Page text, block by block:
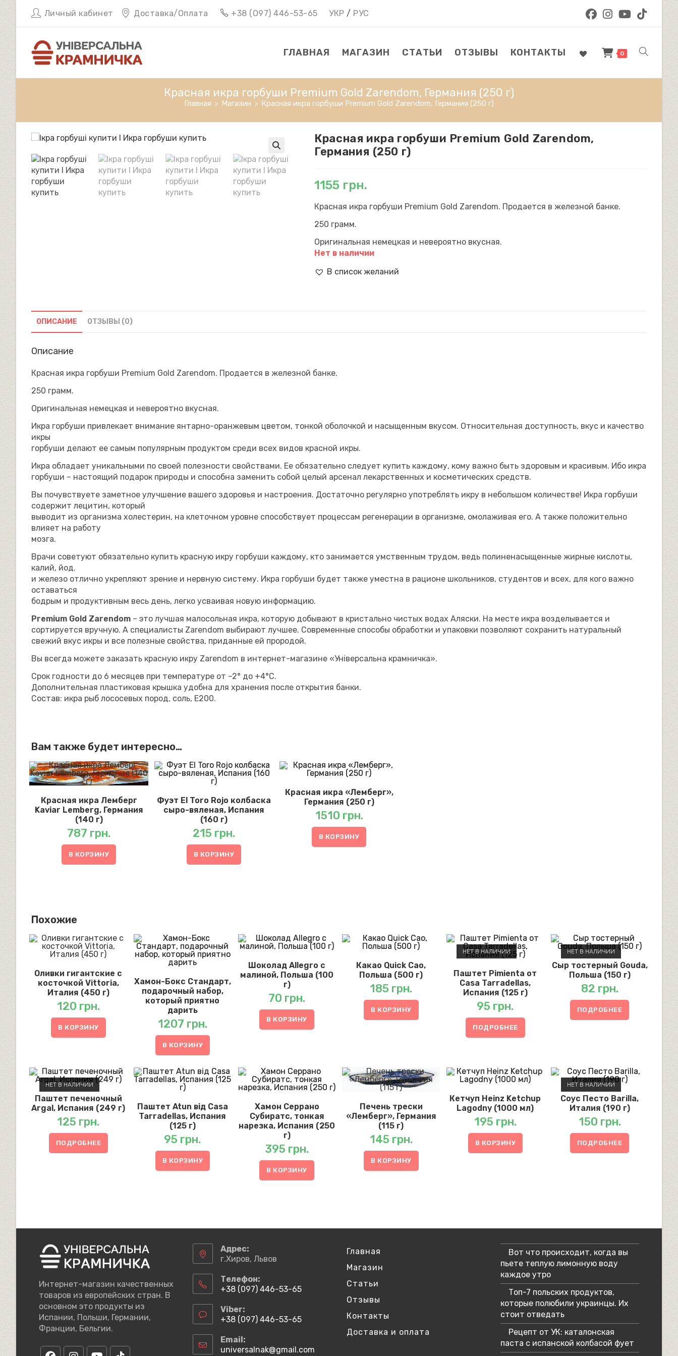
содержимому
Личный кабинет Доставка/Оплата +38 (О97) 446-53-65 УКР / РУС
ГЛАВНАЯ МАГАЗИН СТАТЬИ ОТЗЫВЫ КОНТАКТЫ 0
Красная икра горбуши Premium Gold Zarendom, Германия (250 г)
Главная > Магазин > Красная икра горбуши Premium Gold Zarendom, Германия (250 г)
Красная икра горбуши Premium Gold Zarendom,
Германия (250 г)
1155 грн.
Красная икра горбуши Premium Gold Zarendom. Продается в железной банке.
250 грамм.
Оригинальная немецкая и невероятно вкусная.
Нет в наличии
В список желаний
ОПИСАНИЕ ОТЗЫВЫ (0)
Описание
Красная икра горбуши Premium Gold Zarendom. Продается в железной банке.
250 грамм.
Оригинальная немецкая и невероятно вкусная.
Икра горбуши привлекает внимание янтарно-оранжевым цветом, тонкой оболочкой и насыщенным вкусом. Относительная доступность, вкус и качество
икры
горбуши делают ее самым популярным продуктом среди всех видов красной икры.
Икра обладает уникальными по своей полезности свойствами. Ее обязательно следует купить каждому, кому важно быть здоровым и красивым. Ибо икра
горбуши – настоящий подарок природы и способна заменить собой целый арсенал лекарственных и косметических средств.
Вы почувствуете заметное улучшение вашего здоровья и настроения. Достаточно регулярно употреблять икру в небольшом количестве! Икра горбуши
содержит лецитин, который
выводит из организма холестерин, на клеточном уровне способствует процессам регенерации в организме, омолаживая его. А также положительно
влияет на работу
мозга.
Врачи советуют обязательно купить красную икру горбуши каждому, кто занимается умственным трудом, ведь полиненасыщенные жирные кислоты,
калий, йод.
и железо отлично укрепляют зрение и нервную систему. Икра горбуши будет также уместна в рационе школьников, студентов и всех, для кого важно
оставаться
бодрым и продуктивным весь день, легко усваивая новую информацию.
Premium Gold Zarendom – это лучшая малосольная икра, которую добывают в кристально чистых водах Аляски. На месте икра возделывается и
сортируется вручную. А специалисты Zarendom выбирают лучшее. Современные способы обработки и упаковки позволяют сохранить натуральный
свежий вкус икры и все полезные свойства, приданные ей прородой.
Вы всегда можете заказать красную икру Zarendom в интернет-магазине «Універсальна крамничка».
Срок годности до 6 месяцев при температуре от –2° до +4°C.
Дополнительная пластиковая крышка удобна для хранения после открытия банки.
Состав: икра рыб лососевых пород, соль, Е200.
Вам также будет интересно…
Красная икра Лемберг
Kaviar Lemberg, Германия
(140 г)
787 грн.
В КОРЗИНУ
Фуэт El Toro Rojo колбаска
сыро-вяленая, Испания
(160 г)
215 грн.
В КОРЗИНУ
Красная икра «Лемберг»,
Германия (250 г)
1510 грн.
В КОРЗИНУ
Похожие
Оливки гигантские с
косточкой Vittoria,
Италия (450 г)
120 грн.
В КОРЗИНУ
Хамон-Бокс Стандарт,
подарочный набор,
который приятно
дарить
1207 грн.
В КОРЗИНУ
Шоколад Allegro с
малиной, Польша (100
г)
70 грн.
В КОРЗИНУ
Какао Quick Cao,
Польша (500 г)
185 грн.
В КОРЗИНУ
НЕТ В НАЛИЧИИ
Паштет Pimienta от
Casa Tarradellas,
Испания (125 г)
95 грн.
ПОДРОБНЕЕ
НЕТ В НАЛИЧИИ
Сыр тостерный Gouda,
Польша (150 г)
82 грн.
ПОДРОБНЕЕ
НЕТ В НАЛИЧИИ
Паштет печеночный
Argal, Испания (249 г)
125 грн.
ПОДРОБНЕЕ
Паштет Atun від Casa
Tarradellas, Испания
(125 г)
95 грн.
В КОРЗИНУ
Хамон Серрано
Субиратс, тонкая
нарезка, Испания (250
г)
395 грн.
В КОРЗИНУ
Печень трески
«Лемберг», Германия
(115 г)
145 грн.
В КОРЗИНУ
Кетчуп Heinz Ketchup
Lagodny (1000 мл)
195 грн.
В КОРЗИНУ
НЕТ В НАЛИЧИИ
Соус Песто Barilla,
Италия (190 г)
150 грн.
ПОДРОБНЕЕ
Интернет-магазин качественных
товаров из европейских стран. В
основном это продукты из
Испании, Польши, Германии,
Франции, Бельгии.
Адрес:
г.Хиров, Львов
Телефон:
+38 (097) 446-53-65
в
вашем
Viber:
+38 (097) 446-53-65
в
вашем
Email:
universalnak@gmail.com
Главная
Магазин
Статьи
Отзывы
Контакты
Доставка и оплата
Вот что происходит, когда вы
пьете теплую лимонную воду
каждое утро
Топ-7 польских продуктов,
которые полюбили украинцы. Их
стоит отведать
Рецепт от УК: каталонская
паста с испанской колбасой фует